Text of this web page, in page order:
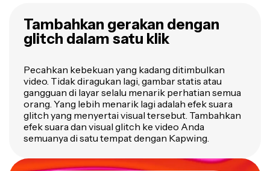
Tambahkan gerakan dengan
glitch dalam satu klik
Pecahkan kebekuan yang kadang ditimbulkan
video. Tidak diragukan lagi, gambar statis atau
gangguan di layar selalu menarik perhatian semua
orang. Yang lebih menarik lagi adalah efek suara
glitch yang menyertai visual tersebut. Tambahkan
efek suara dan visual glitch ke video Anda
semuanya di satu tempat dengan Kapwing.